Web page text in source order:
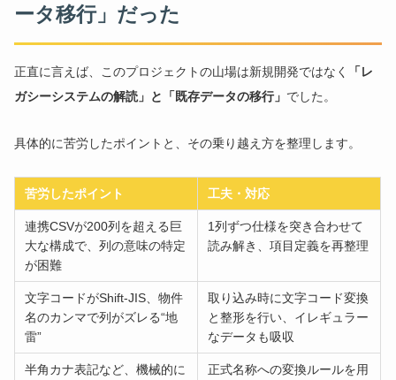
ータ移行」だった
正直に言えば、このプロジェクトの山場は新規開発ではなく
「レ
ガシーシステムの解読」と「既存データの移行」 でした。
具体的に苦労したポイントと、その乗り越え方を整理します。
苦労したポイント 工夫・対応
連携CSVが200列を超える巨
大な構成で、列の意味の特定
が困難
1列ずつ仕様を突き合わせて
読み解き、項目定義を再整理
文字コードがShift-JIS、物件
名のカンマで列がズレる“地
雷”
取り込み時に文字コード変換
と整形を行い、イレギュラー
なデータも吸収
半角カナ表記など、機械的に
正式名称への変換ルールを用